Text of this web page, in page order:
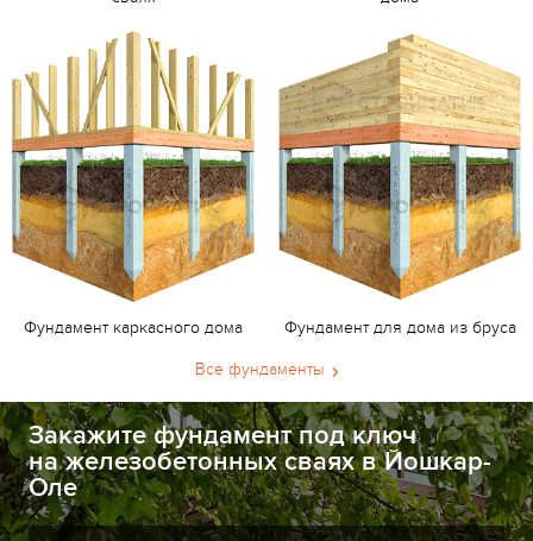
Фундамент каркасного дома Фундамент для дома из бруса
Все фундаменты
Закажите фундамент под ключ
на железобетонных сваях в Йошкар-
Оле